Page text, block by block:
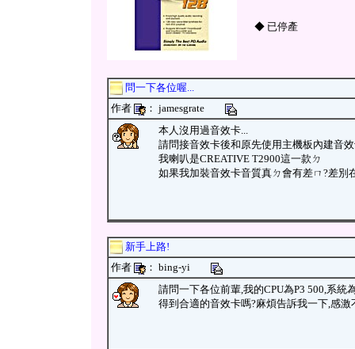
◆ 已停產
問一下各位喔...
作者
： jamesgrate
本人沒用過音效卡...
請問接音效卡後和原先使用主機板內建音
我喇叭是CREATIVE T2900這一款ㄉ
如果我加裝音效卡音質真ㄉ會有差ㄇ?差別
新手上路!
作者
： bing-yi
請問一下各位前輩,我的CPU為P3 500,系
得到合適的音效卡嗎?麻煩告訴我一下,感激